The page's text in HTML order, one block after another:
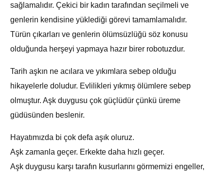
sağlamalıdır. Çekici bir kadın tarafından seçilmeli ve
genlerin kendisine yüklediği görevi tamamlamalıdır.
Türün çıkarları ve genlerin ölümsüzlüğü söz konusu
olduğunda herşeyi yapmaya hazır birer robotuzdur.
Tarih aşkın ne acılara ve yıkımlara sebep olduğu
hikayelerle doludur. Evlilikleri yıkmış ölümlere sebep
olmuştur. Aşk duygusu çok güçlüdür çünkü üreme
güdüsünden beslenir.
Hayatımızda bi çok defa aşık oluruz.
Aşk zamanla geçer. Erkekte daha hızlı geçer.
Aşk duygusu karşı tarafın kusurlarını görmemizi engeller,